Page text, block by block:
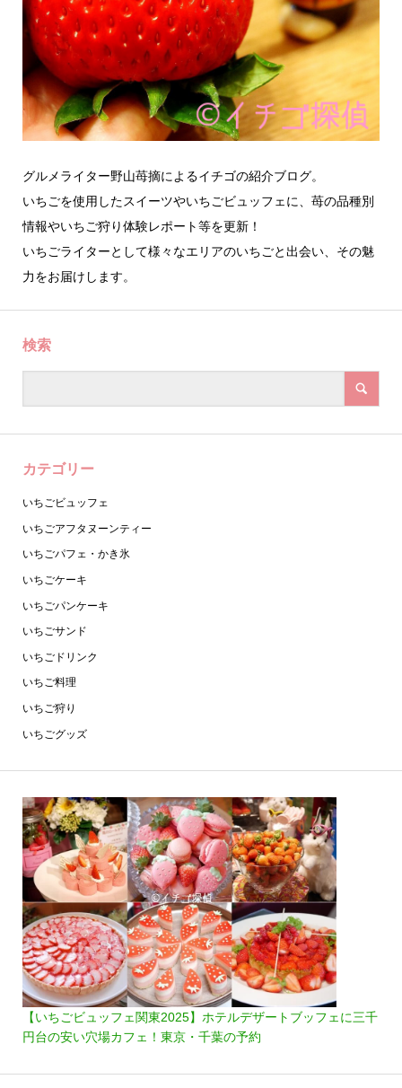
グルメライター野山苺摘によるイチゴの紹介ブログ。
いちごを使用したスイーツやいちごビュッフェに、苺の品種別
情報やいちご狩り体験レポート等を更新！
いちごライターとして様々なエリアのいちごと出会い、その魅
力をお届けします。
検索
カテゴリー
いちごビュッフェ
いちごアフタヌーンティー
いちごパフェ・かき氷
いちごケーキ
いちごパンケーキ
いちごサンド
いちごドリンク
いちご料理
いちご狩り
いちごグッズ
【いちごビュッフェ関東2025】ホテルデザートブッフェに三千
円台の安い穴場カフェ！東京・千葉の予約